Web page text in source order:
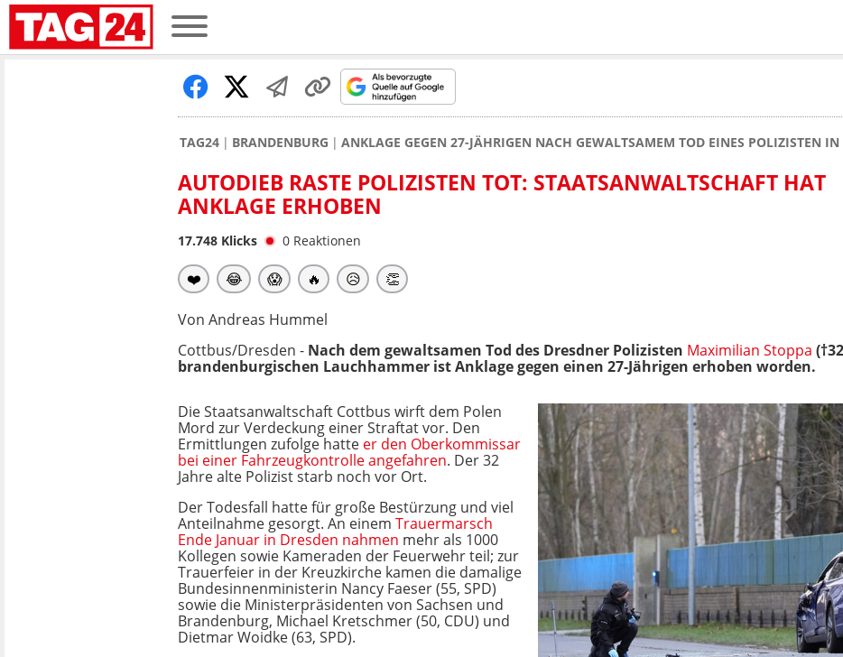
TAG24 BRANDENBURG ANKLAGE GEGEN 27-JÄHRIGEN NACH GEWALTSAMEM TOD EINES POLIZISTEN IN
AUTODIEB RASTE POLIZISTEN TOT: STAATSANWALTSCHAFT HAT
ANKLAGE ERHOBEN
17.748 Klicks 0 Reaktionen
❤️ 😂 😱 🔥 😥 👏
Von Andreas Hummel
Cottbus/Dresden - Nach dem gewaltsamen Tod des Dresdner Polizisten Maximilian Stoppa
brandenburgischen Lauchhammer ist Anklage gegen einen 27-Jährigen erhoben worden.
Die Staatsanwaltschaft Cottbus wirft dem Polen
Mord zur Verdeckung einer Straftat vor. Den
Ermittlungen zufolge hatte er den Oberkommissar
bei einer Fahrzeugkontrolle angefahren. Der 32
Jahre alte Polizist starb noch vor Ort.
Der Todesfall hatte für große Bestürzung und viel
Anteilnahme gesorgt. An einem Trauermarsch
Ende Januar in Dresden nahmen mehr als 1000
Kollegen sowie Kameraden der Feuerwehr teil; zur
Trauerfeier in der Kreuzkirche kamen die damalige
Bundesinnenministerin Nancy Faeser (55, SPD)
sowie die Ministerpräsidenten von Sachsen und
Brandenburg, Michael Kretschmer (50, CDU) und
Dietmar Woidke (63, SPD).